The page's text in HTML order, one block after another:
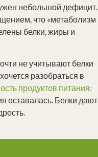
небольшой дефицит.
что «метаболизм
белки, жиры и
не учитывают белки
разобраться в
продуктов питания:
оставалась. Белки дают